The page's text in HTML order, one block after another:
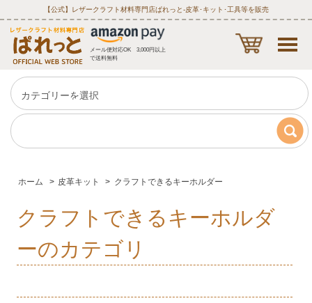
【公式】レザークラフト材料専門店ぱれっと‐皮革･キット･工具等を販売
メール便対応OK 3,000円以上
で送料無料
ホーム > 皮革キット > クラフトできるキーホルダー
クラフトできるキーホルダ
ーのカテゴリ